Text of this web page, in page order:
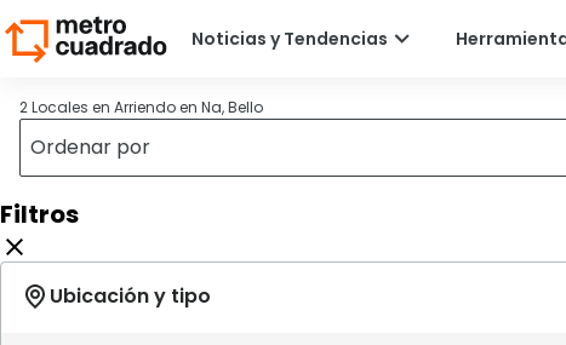
2 Locales en Arriendo en Na, Bello
Filtros